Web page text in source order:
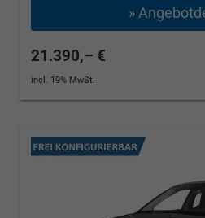
»
21.390,– €
incl. 19% MwSt.